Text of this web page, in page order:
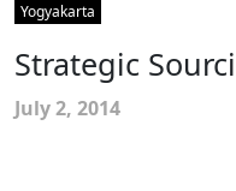
Yogyakarta
Strategic
July 2, 2014